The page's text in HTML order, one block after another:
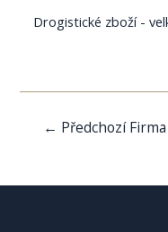
Drogistické zboží -
Navigace
← Předchozí Firma